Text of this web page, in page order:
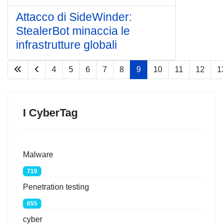
Attacco di SideWinder:
StealerBot minaccia le
infrastrutture globali
Pagina 9 di 67
4 5 6 7 8 9 10 11 12
I CyberTag
Malware
719
Penetration testing
655
cyber